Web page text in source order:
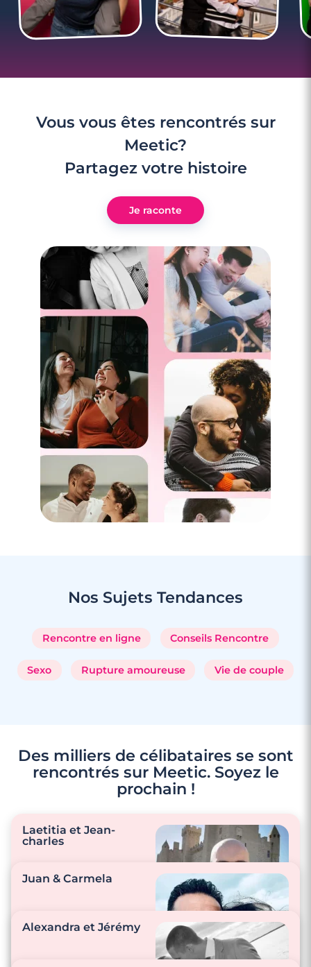
4 minutes
Rencontre à Rognac
Rencontre à Trets
Vous vous êtes rencontrés sur
Meetic?
Partagez votre histoire
Je raconte
Nos Sujets Tendances
Rencontre en ligne Conseils Rencontre
Sexo Rupture amoureuse Vie de couple
Des milliers de célibataires se sont
rencontrés sur Meetic. Soyez le
prochain !
Laetitia et Jean-
charles
"Prendre soin l’un de
Juan & Carmela
Alexandra et Jérémy